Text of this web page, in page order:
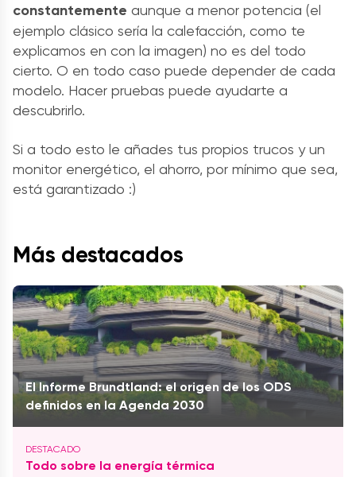
constantemente aunque a menor potencia (el
ejemplo clásico sería la calefacción, como te
explicamos en con la imagen) no es del todo
cierto. O en todo caso puede depender de cada
modelo. Hacer pruebas puede ayudarte a
descubrirlo.
Si a todo esto le añades tus propios trucos y un
monitor energético, el ahorro, por mínimo que sea,
está garantizado :)
Más destacados
El Informe Brundtland: el origen de los ODS
definidos en la Agenda 2030
Todo sobre la energía térmica